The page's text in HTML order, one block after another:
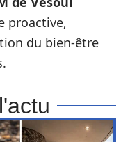
proactive,
du bien-être